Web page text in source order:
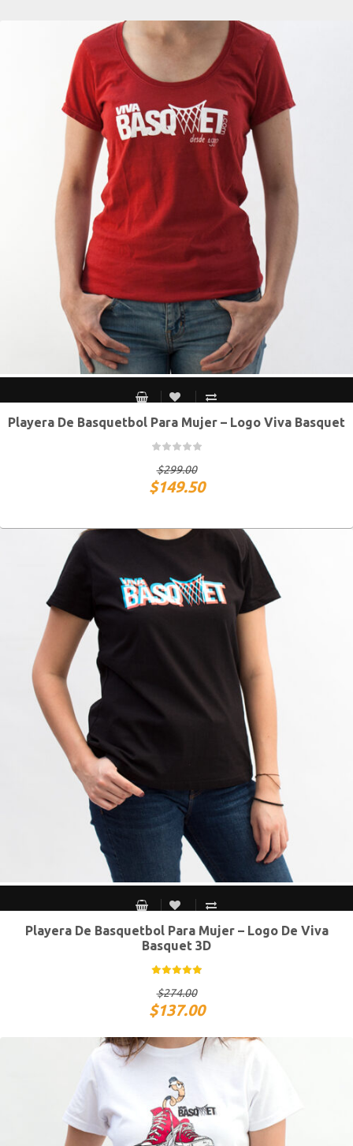
S MEX / XS USA M MEX / S USA G MEX / M USA XG MEX / G USA
Playera De Basquetbol Para Mujer – Logo Viva Basquet
$299.00
$149.50
CH M G XG
Playera De Basquetbol Para Mujer – Logo De Viva
Basquet 3D
$274.00
$137.00